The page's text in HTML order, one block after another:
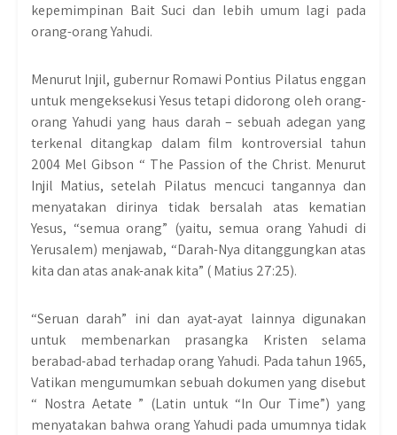
kepemimpinan Bait Suci dan lebih umum lagi pada
orang-orang Yahudi.
Menurut Injil, gubernur Romawi Pontius Pilatus enggan
untuk mengeksekusi Yesus tetapi didorong oleh orang-
orang Yahudi yang haus darah – sebuah adegan yang
terkenal ditangkap dalam film kontroversial tahun
2004 Mel Gibson “ The Passion of the Christ. Menurut
Injil Matius, setelah Pilatus mencuci tangannya dan
menyatakan dirinya tidak bersalah atas kematian
Yesus, “semua orang” (yaitu, semua orang Yahudi di
Yerusalem) menjawab, “Darah-Nya ditanggungkan atas
kita dan atas anak-anak kita” ( Matius 27:25).
“Seruan darah” ini dan ayat-ayat lainnya digunakan
untuk membenarkan prasangka Kristen selama
berabad-abad terhadap orang Yahudi. Pada tahun 1965,
Vatikan mengumumkan sebuah dokumen yang disebut
“ Nostra Aetate ” (Latin untuk “In Our Time”) yang
menyatakan bahwa orang Yahudi pada umumnya tidak